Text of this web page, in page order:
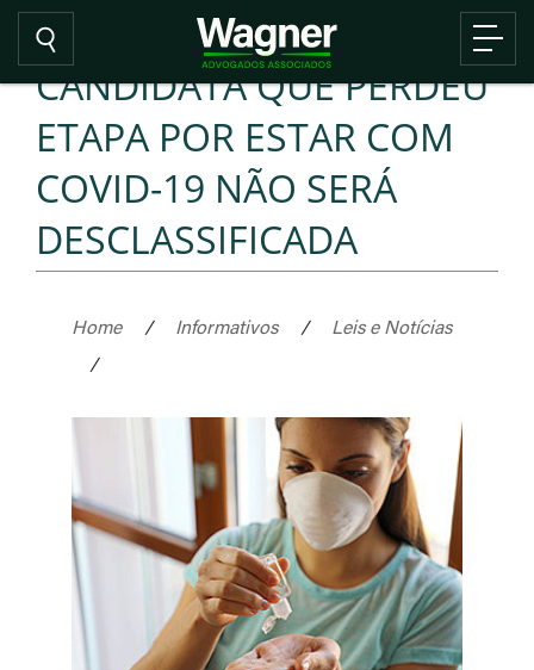
CANDIDATA QUE PERDEU
ETAPA POR ESTAR COM
COVID-19 NÃO SERÁ
DESCLASSIFICADA
Home / Informativos /
Leis e Notícias
/